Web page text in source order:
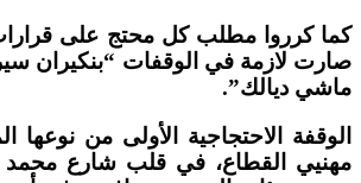
كما كرروا مطلب كل محتج على
صارت لازمة في الوقفات “بنكيران
ماشي ديالك”.
الوقفة الاحتجاجية الأولى من
مهنيي القطاع، في قلب شارع محمد